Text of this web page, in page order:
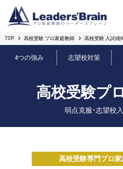
リーダーズブレインの強み
プロ教師紹介
TOP 高校受験 プロ家庭教師 高校受験 入試傾
4つの強み 志望校対策
高校受験プ
弱点克服・志望校
高校受験専門プロ